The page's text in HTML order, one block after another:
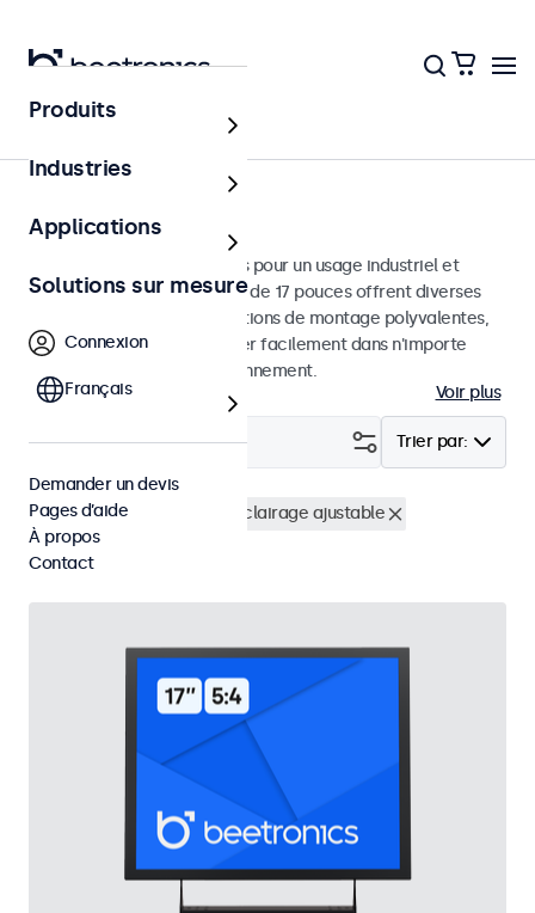
Écrans
Moniteurs 17 pouces
Moniteurs 17 pouces conçus pour un usage industriel et
commercial. Ces moniteurs de 17 pouces offrent diverses
connexions vidéo et des options de montage polyvalentes,
leur permettant de s'intégrer facilement dans n'importe
quelle application et environnement.
Voir plus
Trier par:
Filtrer (2)
Écrans 17 pouces
Rétro-éclairage ajustable
Supprimer tous les filtres
Produits
Industries
Applications
Solutions sur mesure
Connexion
Français
Demander un devis
Pages d’aide
À propos
Contact